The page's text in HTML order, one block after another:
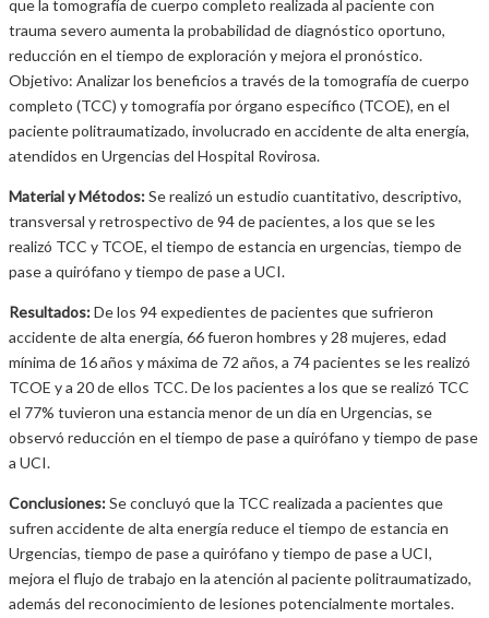
que la tomografía de cuerpo completo realizada al paciente con
trauma severo aumenta la probabilidad de diagnóstico oportuno,
reducción en el tiempo de exploración y mejora el pronóstico.
Objetivo: Analizar los beneficios a través de la tomografía de cuerpo
completo (TCC) y tomografía por órgano específico (TCOE), en el
paciente politraumatizado, involucrado en accidente de alta energía,
atendidos en Urgencias del Hospital Rovirosa.
Material y Métodos:Se realizó un estudio cuantitativo, descriptivo,
transversal y retrospectivo de 94 de pacientes, a los que se les
realizó TCC y TCOE, el tiempo de estancia en urgencias, tiempo de
pase a quirófano y tiempo de pase a UCI.
Resultados:De los 94 expedientes de pacientes que sufrieron
accidente de alta energía, 66 fueron hombres y 28 mujeres, edad
mínima de 16 años y máxima de 72 años, a 74 pacientes se les realizó
TCOE y a 20 de ellos TCC. De los pacientes a los que se realizó TCC
el 77% tuvieron una estancia menor de un día en Urgencias, se
observó reducción en el tiempo de pase a quirófano y tiempo de pase
a UCI.
Conclusiones:Se concluyó que la TCC realizada a pacientes que
sufren accidente de alta energía reduce el tiempo de estancia en
Urgencias, tiempo de pase a quirófano y tiempo de pase a UCI,
mejora el flujo de trabajo en la atención al paciente politraumatizado,
además del reconocimiento de lesiones potencialmente mortales.